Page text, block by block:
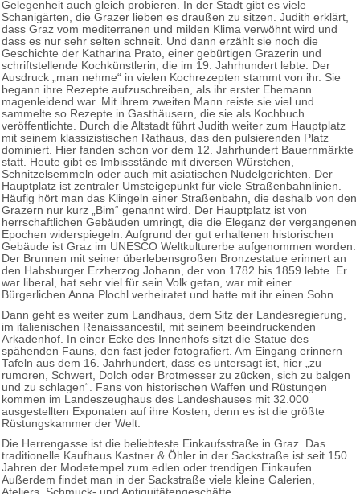
Gelegenheit auch gleich probieren. In der Stadt gibt es viele
Schanigärten, die Grazer lieben es draußen zu sitzen. Judith erklärt,
dass Graz vom mediterranen und milden Klima verwöhnt wird und
dass es nur sehr selten schneit. Und dann erzählt sie noch die
Geschichte der Katharina Prato, einer gebürtigen Grazerin und
schriftstellende Kochkünstlerin, die im 19. Jahrhundert lebte. Der
Ausdruck „man nehme“ in vielen Kochrezepten stammt von ihr. Sie
begann ihre Rezepte aufzuschreiben, als ihr erster Ehemann
magenleidend war. Mit ihrem zweiten Mann reiste sie viel und
sammelte so Rezepte in Gasthäusern, die sie als Kochbuch
veröffentlichte. Durch die Altstadt führt Judith weiter zum Hauptplatz
mit seinem klassizistischen Rathaus, das den pulsierenden Platz
dominiert. Hier fanden schon vor dem 12. Jahrhundert Bauernmärkte
statt. Heute gibt es Imbissstände mit diversen Würstchen,
Schnitzelsemmeln oder auch mit asiatischen Nudelgerichten. Der
Hauptplatz ist zentraler Umsteigepunkt für viele Straßenbahnlinien.
Häufig hört man das Klingeln einer Straßenbahn, die deshalb von den
Grazern nur kurz „Bim“ genannt wird. Der Hauptplatz ist von
herrschaftlichen Gebäuden umringt, die die Eleganz der vergangenen
Epochen widerspiegeln. Aufgrund der gut erhaltenen historischen
Gebäude ist Graz im UNESCO Weltkulturerbe aufgenommen worden.
Der Brunnen mit seiner überlebensgroßen Bronzestatue erinnert an
den Habsburger Erzherzog Johann, der von 1782 bis 1859 lebte. Er
war liberal, hat sehr viel für sein Volk getan, war mit einer
Bürgerlichen Anna Plochl verheiratet und hatte mit ihr einen Sohn.
Dann geht es weiter zum Landhaus, dem Sitz der Landesregierung,
im italienischen Renaissancestil, mit seinem beeindruckenden
Arkadenhof. In einer Ecke des Innenhofs sitzt die Statue des
spähenden Fauns, den fast jeder fotografiert. Am Eingang erinnern
Tafeln aus dem 16. Jahrhundert, dass es untersagt ist, hier „zu
rumoren, Schwert, Dolch oder Brotmesser zu zücken, sich zu balgen
und zu schlagen“. Fans von historischen Waffen und Rüstungen
kommen im Landeszeughaus des Landeshauses mit 32.000
ausgestellten Exponaten auf ihre Kosten, denn es ist die größte
Rüstungskammer der Welt.
Die Herrengasse ist die beliebteste Einkaufsstraße in Graz. Das
traditionelle Kaufhaus Kastner & Öhler in der Sackstraße ist seit 150
Jahren der Modetempel zum edlen oder trendigen Einkaufen.
Außerdem findet man in der Sackstraße viele kleine Galerien,